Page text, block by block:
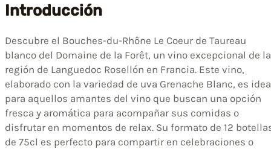
Introducción
Descubre el Bouches-du-Rhône Le Coeur de Taureau
blanco del Domaine de la Forêt, un vino excepcional de la
región de Languedoc Rosellón en Francia. Este vino,
elaborado con la variedad de uva Grenache Blanc, es
para aquellos amantes del vino que buscan una opción
fresca y aromática para acompañar sus comidas o
disfrutar en momentos de relax. Su formato de 12
de 75cl es perfecto para compartir en celebraciones o